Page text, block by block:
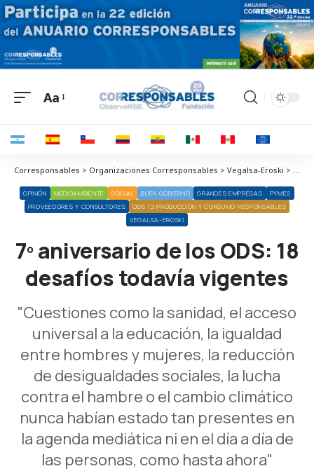
Aa
Corresponsables > Organizaciones Corresponsables > Vegalsa-Eroski > 7º aniversario de los ODS: 18 desafíos todavía vigentes
OPINIÓN MEDIOAMBIENTE SOCIAL BUEN GOBIERNO GRANDES EMPRESAS
PYMES
PROVEEDORES Y CONSULTORES
ODS 12 PRODUCCIÓN Y CONSUMO RESPONSABLES
VEGALSA-EROSKI
7º aniversario de los ODS: 18
desafíos todavía vigentes
"Cuestiones como la sanidad, el acceso
universal a la educación, la igualdad
entre hombres y mujeres, la reducción
de desigualdades sociales, la lucha
contra el hambre o el cambio climático
nunca habían estado tan presentes en
la agenda mediática ni en el día a día de
las personas, como hasta ahora"